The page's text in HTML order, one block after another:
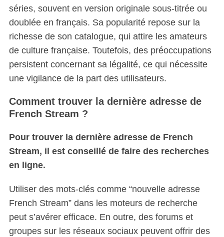
séries, souvent en version originale sous-titrée ou
doublée en français. Sa popularité repose sur la
richesse de son catalogue, qui attire les amateurs
de culture française. Toutefois, des préoccupations
persistent concernant sa légalité, ce qui nécessite
une vigilance de la part des utilisateurs.
Comment trouver la dernière adresse de
French Stream ?
Pour trouver la dernière adresse de French
Stream, il est conseillé de faire des recherches
en ligne.
Utiliser des mots-clés comme “nouvelle adresse
French Stream” dans les moteurs de recherche
peut s’avérer efficace. En outre, des forums et
groupes sur les réseaux sociaux peuvent offrir des